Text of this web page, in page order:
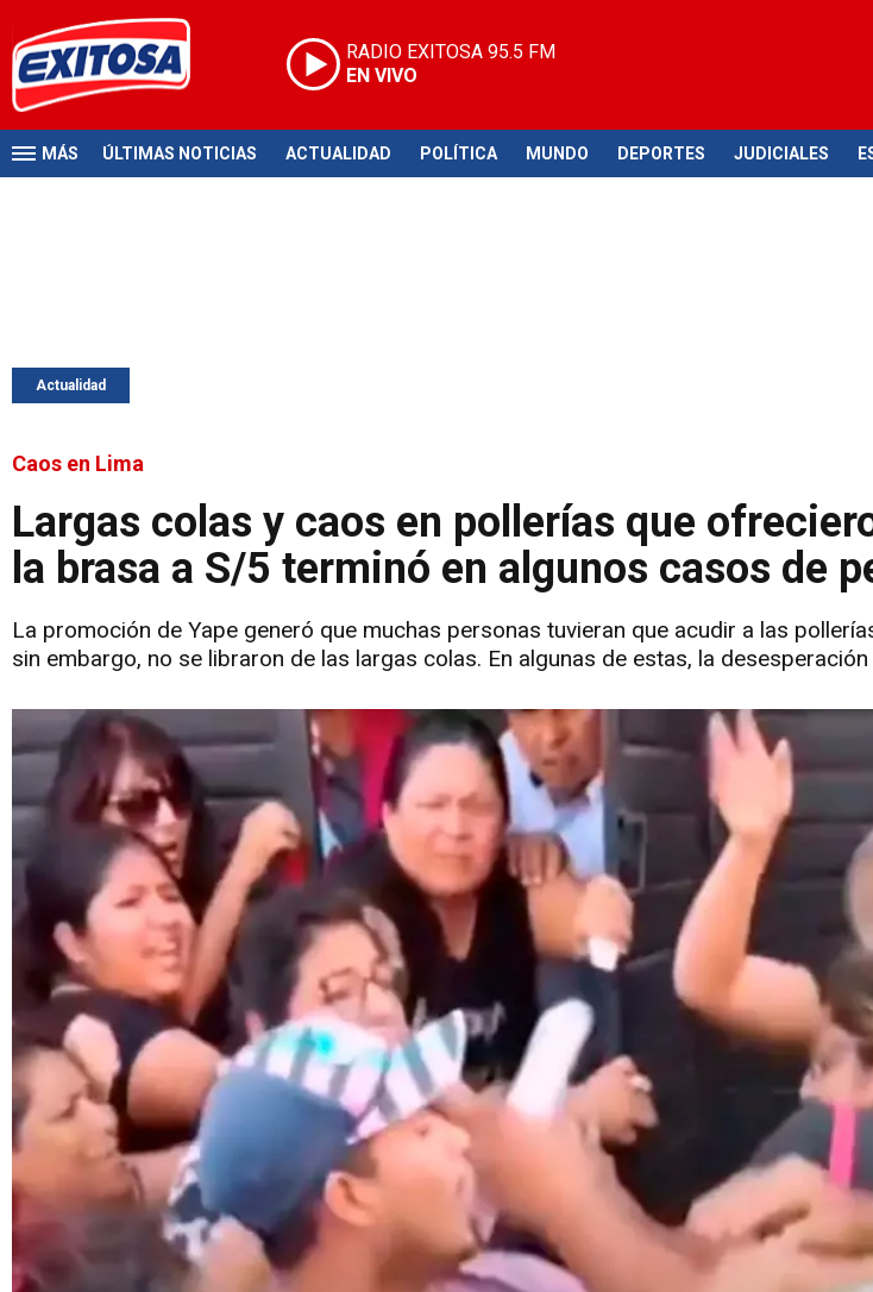
RADIO EXITOSA 95.5 FM
EN VIVO
MÁS ÚLTIMAS NOTICIAS ACTUALIDAD POLÍTICA MUNDO DEPORTES JUDICIALES
Actualidad
Caos en Lima
Largas colas y caos en pollerías que
la brasa a S/5 terminó en algunos casos de
La promoción de Yape generó que muchas personas tuvieran que acudir a las
sin embargo, no se libraron de las largas colas. En algunas de estas, la